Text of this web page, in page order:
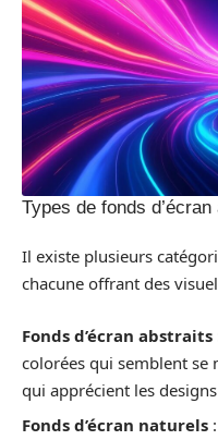
Types de fonds d’écran
Il existe plusieurs
chacune offrant des
Fonds d’écran abstraits
colorées qui semblent se
qui apprécient les
Fonds d’écran naturels